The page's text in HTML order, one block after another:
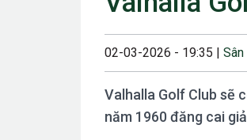
02-03-2026 - 19:35 | Sân
Valhalla Golf Club sẽ
năm 1960 đăng cai